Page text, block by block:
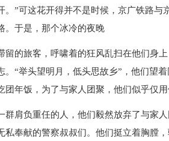
。”可这花开得并不是时候，京广铁路与
。于是，那个冰冷的夜晚
留的旅客，呼啸着的狂风乱扫在他们身
。“举头望明月，低头思故乡”，他们望
年饭，为了与家人团聚，他们似乎仅用
群肩负重任的人，他们毅然放弃了与家
私奉献的警察叔叔们。他们挺立着胸膛